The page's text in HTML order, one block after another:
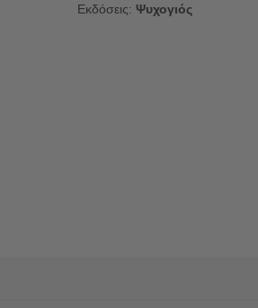
Εκδόσεις: Ψυχογιός